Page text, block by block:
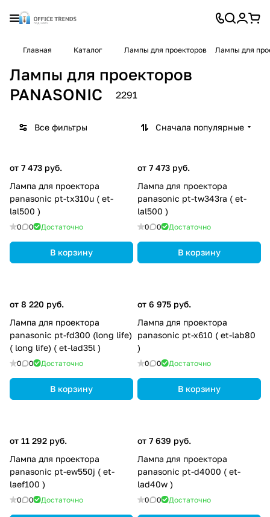
Главная Каталог Лампы для проекторов Лампы для
Лампы для проекторов
PANASONIC
2291
Все фильтры Сначала популярные
от 7 473 руб.
Лампа для проектора
panasonic pt-tx310u ( et-
lal500 )
0 0 Достаточно
В корзину
от 7 473 руб.
Лампа для проектора
panasonic pt-tw343ra ( et-
lal500 )
0 0 Достаточно
В корзину
от 8 220 руб.
Лампа для проектора
panasonic pt-fd300 (long life)
( long life) ( et-lad35l )
0 0 Достаточно
В корзину
от 6 975 руб.
Лампа для проектора
panasonic pt-x610 ( et-lab80
)
0 0 Достаточно
В корзину
от 11 292 руб.
Лампа для проектора
panasonic pt-ew550j ( et-
laef100 )
0 0 Достаточно
от 7 639 руб.
Лампа для проектора
panasonic pt-d4000 ( et-
lad40w )
0 0 Достаточно